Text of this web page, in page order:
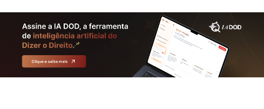
JURISPRUDÊNCIA COMENTADA
INFORMATIVOS COMENTADOS